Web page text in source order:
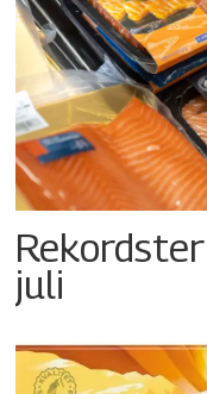
juli